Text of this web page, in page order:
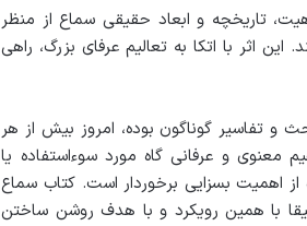
تاریخچه و ابعاد حقیقی سماع از منظر
اثر با اتکا به تعالیم عرفای بزرگ، راهی
و تفاسیر گوناگون بوده، امروز بیش از هر
و عرفانی گاه مورد سوءاستفاده یا
اهمیت بسزایی برخوردار است. کتاب سماع
با همین رویکرد و با هدف روشن ساختن